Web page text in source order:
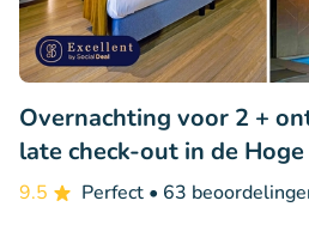
Overnachting voor 2 +
late check-out in de Hoge
9.5 Perfect • 63